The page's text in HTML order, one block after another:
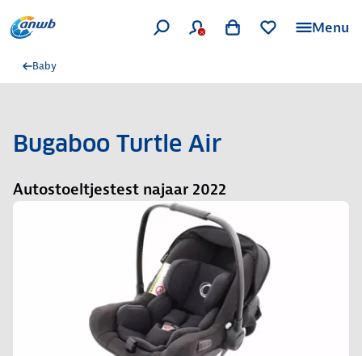
Menu
Baby
Bugaboo Turtle Air
Autostoeltjestest najaar 2022